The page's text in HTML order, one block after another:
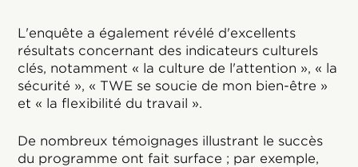
L'enquête a également révélé d'excellents
résultats concernant des indicateurs culturels
clés, notamment « la culture de l'attention », « la
sécurité », « TWE se soucie de mon bien-être »
et « la flexibilité du travail ».
De nombreux témoignages illustrant le succès
du programme ont fait surface ; par exemple,